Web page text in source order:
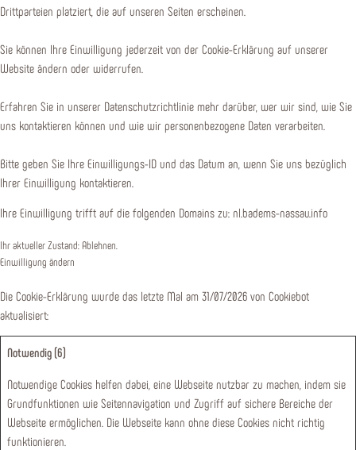
Drittparteien platziert, die auf unseren Seiten erscheinen.
Sie können Ihre Einwilligung jederzeit von der Cookie-Erklärung auf unserer
Website ändern oder widerrufen.
Erfahren Sie in unserer Datenschutzrichtlinie mehr darüber, wer wir sind, wie Sie
uns kontaktieren können und wie wir personenbezogene Daten verarbeiten.
Bitte geben Sie Ihre Einwilligungs-ID und das Datum an, wenn Sie uns bezüglich
Ihrer Einwilligung kontaktieren.
Ihre Einwilligung trifft auf die folgenden Domains zu: nl.badems-nassau.info
Ihr aktueller Zustand: Ablehnen.
Einwilligung ändern
Die Cookie-Erklärung wurde das letzte Mal am 31/07/2026 von Cookiebot
aktualisiert:
Notwendig (6)
Notwendige Cookies helfen dabei, eine Webseite nutzbar zu machen, indem sie
Grundfunktionen wie Seitennavigation und Zugriff auf sichere Bereiche der
Webseite ermöglichen. Die Webseite kann ohne diese Cookies nicht richtig
funktionieren.